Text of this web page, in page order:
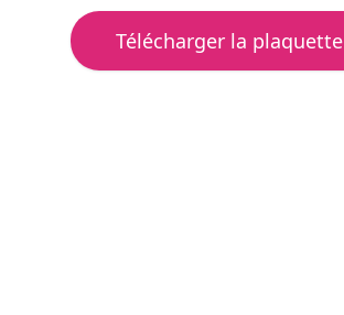
Télécharger la plaquette